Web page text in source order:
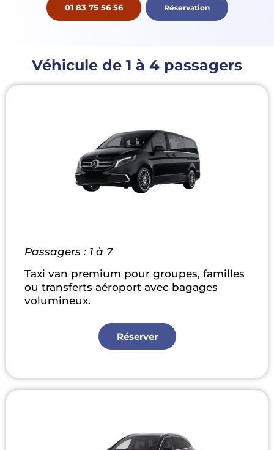
01 83 75 56 56 Réservation
Véhicule de 1 à 4 passagers
Passagers : 1 à 7
Taxi van premium pour groupes, familles
ou transferts aéroport avec bagages
volumineux.
Réserver